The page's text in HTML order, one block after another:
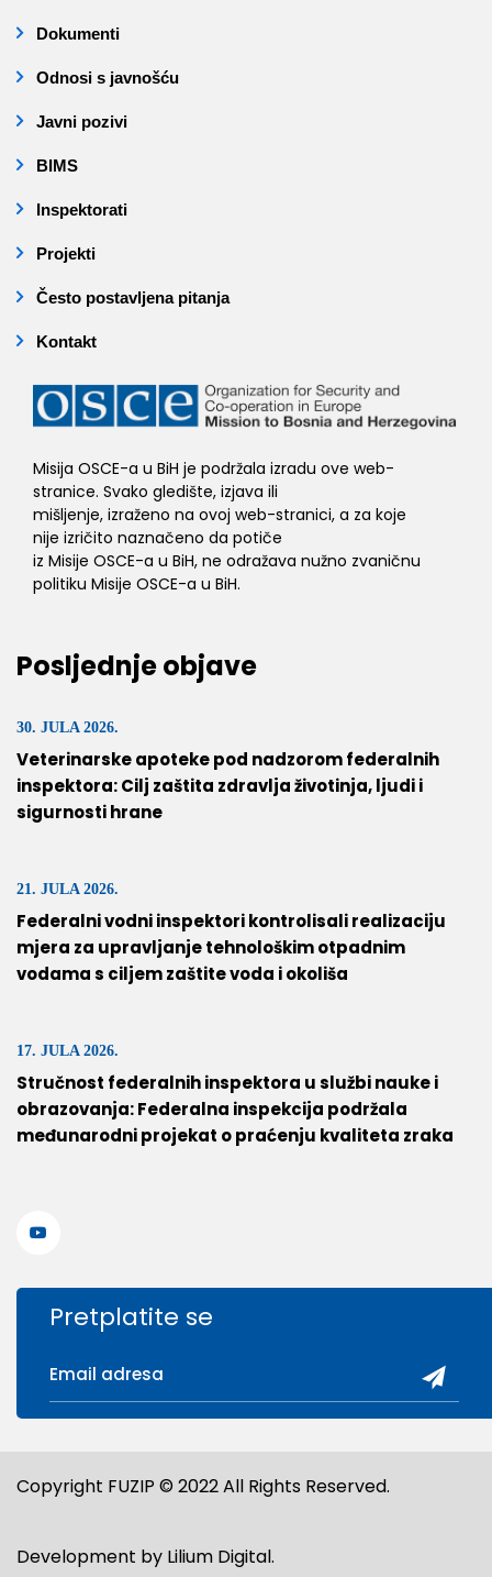
Dokumenti
Odnosi s javnošću
Javni pozivi
BIMS
Inspektorati
Projekti
Često postavljena pitanja
Kontakt
Misija OSCE-a u BiH je podržala izradu ove web-
stranice. Svako gledište, izjava ili
mišljenje, izraženo na ovoj web-stranici, a za koje
nije izričito naznačeno da potiče
iz Misije OSCE-a u BiH, ne odražava nužno zvaničnu
politiku Misije OSCE-a u BiH.
Posljednje objave
30. JULA 2026.
Veterinarske apoteke pod nadzorom federalnih
inspektora: Cilj zaštita zdravlja životinja, ljudi i
sigurnosti hrane
21. JULA 2026.
Federalni vodni inspektori kontrolisali realizaciju
mjera za upravljanje tehnološkim otpadnim
vodama s ciljem zaštite voda i okoliša
17. JULA 2026.
Stručnost federalnih inspektora u službi nauke i
obrazovanja: Federalna inspekcija podržala
međunarodni projekat o praćenju kvaliteta zraka
Pretplatite se
Copyright FUZIP © 2022 All Rights Reserved.
Development by Lilium Digital.